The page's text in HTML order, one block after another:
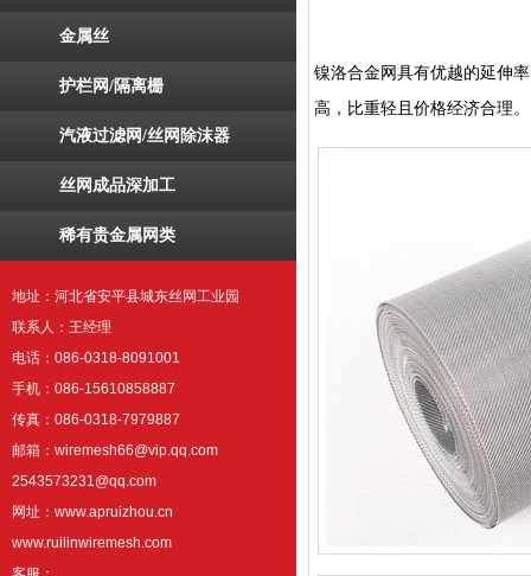
金属丝
护栏网/隔离栅
汽液过滤网/丝网除沫器
丝网成品深加工
稀有贵金属网类
地址：河北省安平县城东丝网工业园
联系人：王经理
电话：086-0318-8091001
手机：086-15610858887
传真：086-0318-7979887
邮箱：wiremesh66@vip.qq.com
2543573231@qq.com
网址：www.apruizhou.cn
www.ruilinwiremesh.com
镍洛合金网具有优越的延伸
高，比重轻且价格经济合理。